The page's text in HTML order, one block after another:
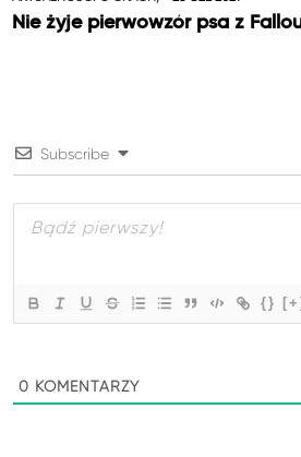
Nie żyje pierwowzór psa z
Subscribe
{}
0 KOMENTARZY